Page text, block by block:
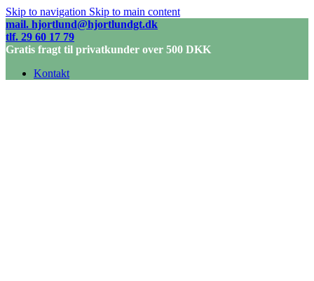
Skip to navigation Skip to main content
mail. hjortlund@hjortlundgt.dk
tlf. 29 60 17 79
Gratis fragt til privatkunder over 500 DKK
Kontakt